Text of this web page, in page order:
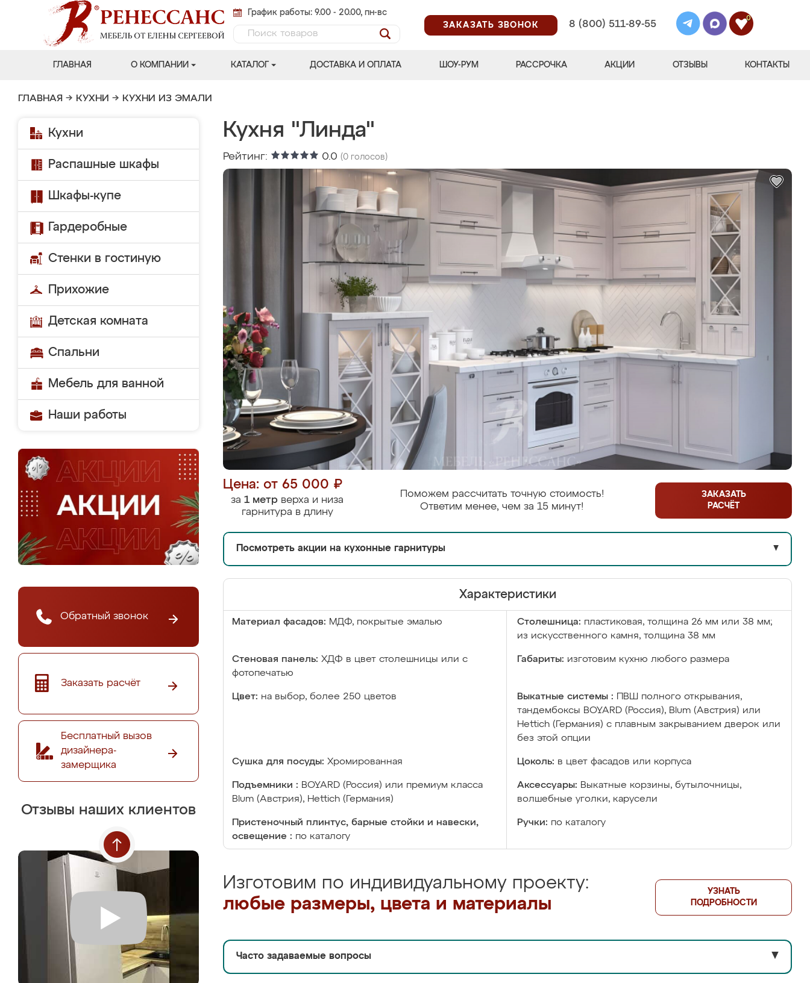
График работы: 9.00 - 20.00, пн-вс
ЗАКАЗАТЬ ЗВОНОК
8 (800) 511-89-55
0
ГЛАВНАЯ О КОМПАНИИ КАТАЛОГ ДОСТАВКА И ОПЛАТА ШОУ-РУМ РАССРОЧКА АКЦИИ ОТЗЫВЫ КОНТАКТЫ
ГЛАВНАЯ → КУХНИ → КУХНИ ИЗ ЭМАЛИ
Кухни
Распашные шкафы
Шкафы-купе
Гардеробные
Стенки в гостиную
Прихожие
Детская комната
Спальни
Мебель для ванной
Наши работы
Обратный звонок
Заказать расчёт
Бесплатный вызов
дизайнера-
замерщика
Отзывы наших клиентов
Кухня "Линда"
Рейтинг: 0.0 (0 голосов)
Цена: от 65 000 ₽
за 1 метр верха и низа
гарнитура в длину
Поможем рассчитать точную стоимость!
Ответим менее, чем за 15 минут!
ЗАКАЗАТЬ
РАСЧЁТ
Посмотреть акции на кухонные гарнитуры ▼
Характеристики
Материал фасадов: МДФ, покрытые эмалью Столешница: пластиковая, толщина 26 мм или 38 мм;
из искусственного камня, толщина 38 мм
Стеновая панель: ХДФ в цвет столешницы или с
фотопечатью
Габариты: изготовим кухню любого размера
Цвет: на выбор, более 250 цветов Выкатные системы :
ПВШ полного открывания,
тандембоксы BOYARD (Россия), Blum (Австрия) или
Hettich (Германия) с плавным закрыванием дверок или
без этой опции
Сушка для посуды: Хромированная Цоколь: в цвет фасадов или корпуса
Подъемники : BOYARD (Россия) или премиум класса
Blum (Австрия), Hettich (Германия)
Аксессуары: Выкатные корзины, бутылочницы,
волшебные уголки, карусели
Пристеночный плинтус, барные стойки и навески,
освещение : по каталогу
Ручки: по каталогу
Изготовим по индивидуальному проекту:
любые размеры, цвета и материалы
УЗНАТЬ
ПОДРОБНОСТИ
Часто задаваемые вопросы ▼